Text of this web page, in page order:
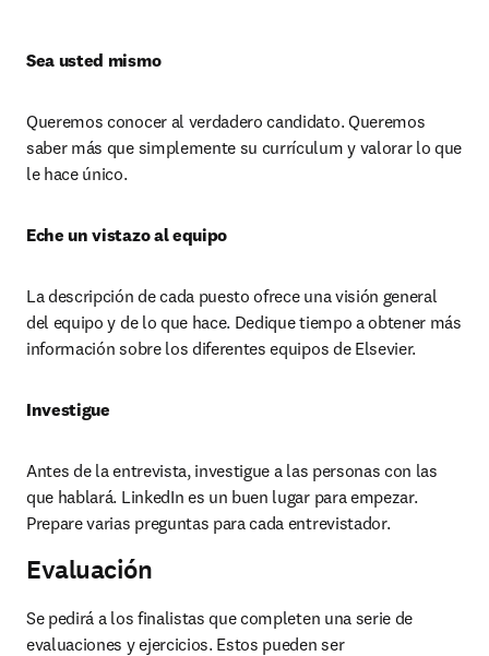
Sea usted mismo
Queremos conocer al verdadero candidato. Queremos
saber más que simplemente su currículum y valorar lo que
le hace único.
Eche un vistazo al equipo
La descripción de cada puesto ofrece una visión general
del equipo y de lo que hace. Dedique tiempo a obtener más
información sobre los diferentes equipos de Elsevier.
Investigue
Antes de la entrevista, investigue a las personas con las
que hablará. LinkedIn es un buen lugar para empezar.
Prepare varias preguntas para cada entrevistador.
Evaluación
Se pedirá a los finalistas que completen una serie de
evaluaciones y ejercicios. Estos pueden ser